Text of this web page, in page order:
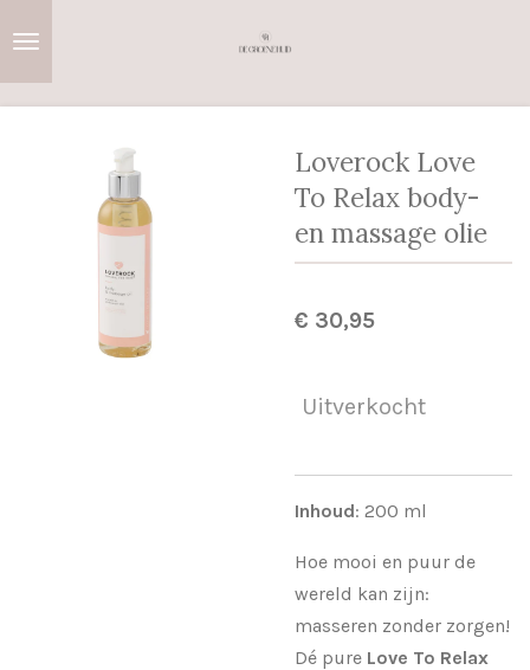
hoofdinhoud
Loverock Love
To Relax body-
en massage olie
€ 30,95
Uitverkocht
Inhoud: 200 ml
Hoe mooi en puur de
wereld kan zijn:
masseren zonder zorgen!
Dé pure Love To Relax